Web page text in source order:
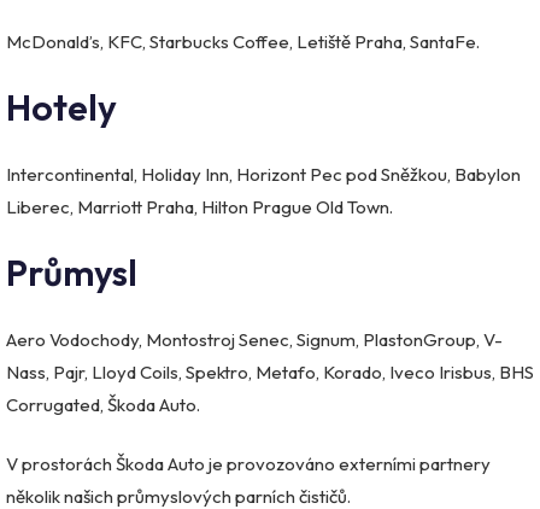
McDonald’s, KFC, Starbucks Coffee, Letiště Praha, SantaFe.
Hotely
Intercontinental, Holiday Inn, Horizont Pec pod Sněžkou, Babylon
Liberec, Marriott Praha, Hilton Prague Old Town.
Průmysl
Aero Vodochody, Montostroj Senec, Signum, PlastonGroup, V-
Nass, Pajr, Lloyd Coils, Spektro, Metafo, Korado, Iveco Irisbus, BHS
Corrugated, Škoda Auto.
V prostorách Škoda Auto je provozováno externími partnery
několik našich průmyslových parních čističů.